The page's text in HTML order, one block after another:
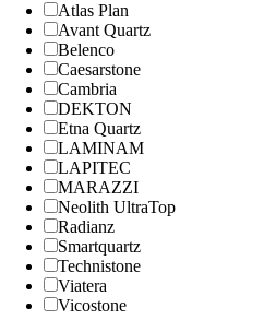
Atlas Plan
Avant Quartz
Belenco
Caesarstone
Cambria
DEKTON
Etna Quartz
LAMINAM
LAPITEC
MARAZZI
Neolith UltraTop
Radianz
Smartquartz
Technistone
Viatera
Vicostone